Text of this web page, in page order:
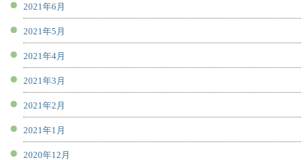
2021年6月
2021年5月
2021年4月
2021年3月
2021年2月
2021年1月
2020年12月